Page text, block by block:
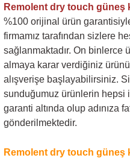
Remolent dry touch güneş
%100 orijinal ürün
firmamız tarafından sizlere
sağlanmaktadır. On binlerce
almaya karar verdiğiniz ürünü
alışverişe başlayabilirsiniz.
sunduğumuz ürünlerin hepsi
garanti altında olup adınıza
gönderilmektedir.
Remolent dry touch güneş